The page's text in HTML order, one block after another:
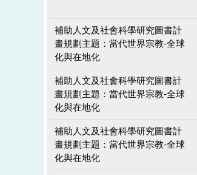
補助人文及社會科學研究圖書計
畫規劃主題：當代世界宗教-全球
化與在地化
補助人文及社會科學研究圖書計
畫規劃主題：當代世界宗教-全球
化與在地化
補助人文及社會科學研究圖書計
畫規劃主題：當代世界宗教-全球
化與在地化